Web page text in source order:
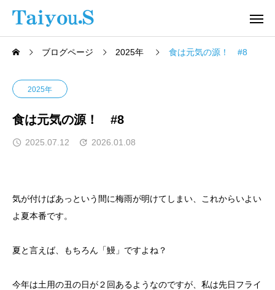
ブログページ 2025年 食は元気の源！ #8
2025年
食は元気の源！ #8
2025.07.12 2026.01.08
気が付けばあっという間に梅雨が明けてしまい、これからいよい
よ夏本番です。
夏と言えば、もちろん「鰻」ですよね？
今年は土用の丑の日が２回あるようなのですが、私は先日フライ